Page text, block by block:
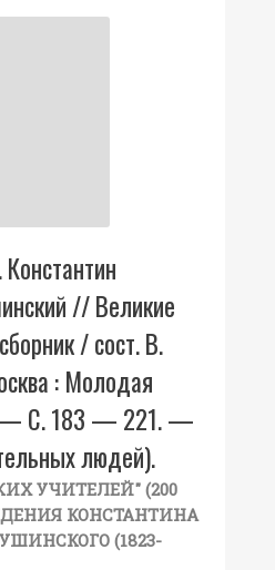
// Великие
/ сост. В.
: Молодая
— С. 183 — 221. —
людей).
УЧИТЕЛЕЙ" (200
КОНСТАНТИНА
(1823-